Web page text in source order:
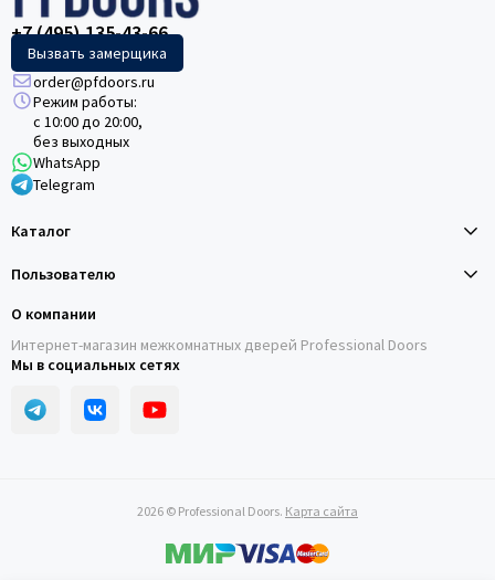
+7 (495) 135-43-66
Вызвать замерщика
order@pfdoors.ru
Режим работы:
с 10:00 до 20:00,
без выходных
WhatsApp
Telegram
Каталог
Пользователю
О компании
Интернет-магазин межкомнатных дверей Professional Doors
Мы в социальных сетях
2026 © Professional Doors. Карта сайта